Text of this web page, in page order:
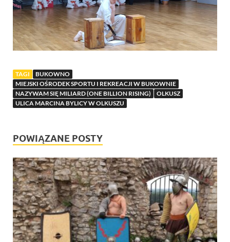
TAGI
BUKOWNO
MIEJSKI OŚRODEK SPORTU I REKREACJI W BUKOWNIE
NAZYWAM SIĘ MILIARD (ONE BILLION RISING)
OLKUSZ
ULICA MARCINA BYLICY W OLKUSZU
POWIĄZANE POSTY